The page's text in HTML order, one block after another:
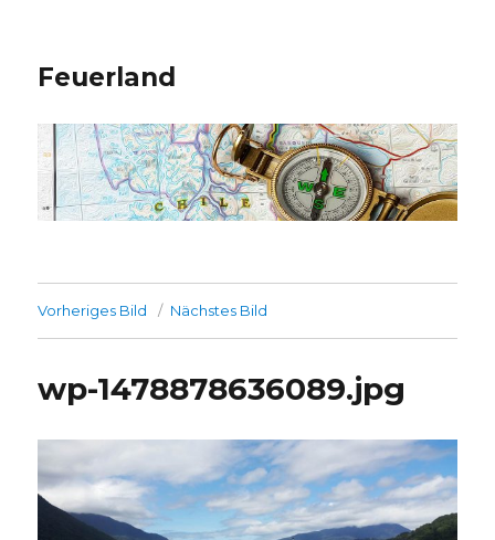
Feuerland
Vorheriges Bild Nächstes Bild
wp-1478878636089.jpg